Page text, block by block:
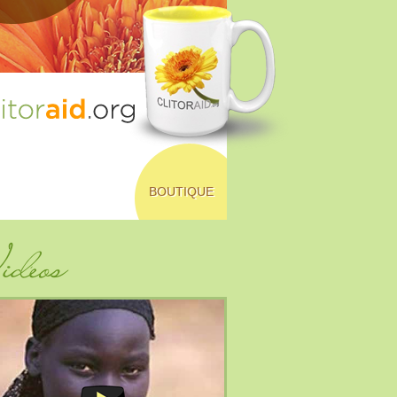
BOUTIQUE